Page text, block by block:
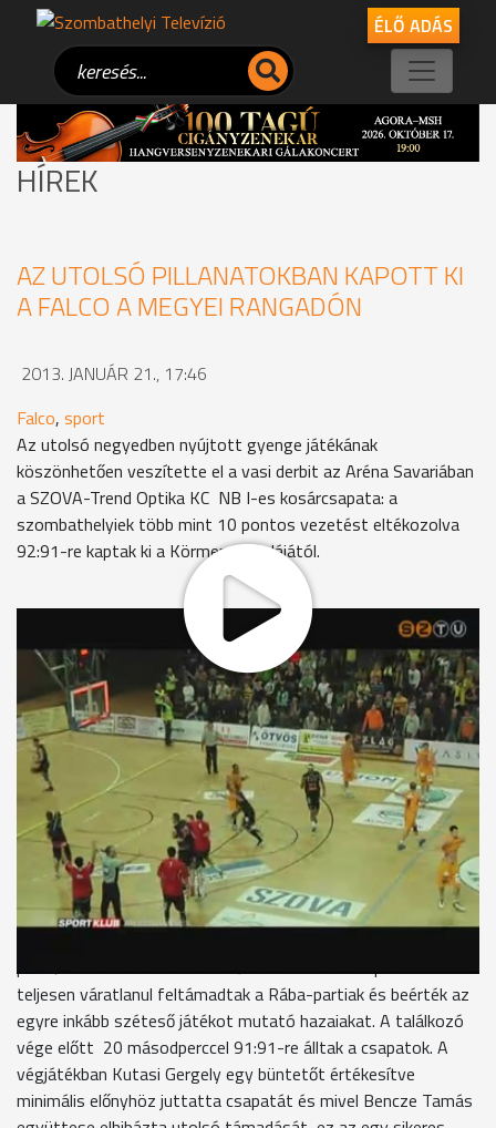
ÉLŐ ADÁS
HÍREK
AZ UTOLSÓ PILLANATOKBAN KAPOTT KI
A FALCO A MEGYEI RANGADÓN
2013. JANUÁR 21., 17:46
Falco, sport
Az utolsó negyedben nyújtott gyenge játékának
köszönhetően veszítette el a vasi derbit az Aréna Savariában
a SZOVA-Trend Optika KC NB I-es kosárcsapata: a
szombathelyiek több mint 10 pontos vezetést eltékozolva
92:91-re kaptak ki a Körmend gárdájától.
Közel telt ház, több mint 3000 néző fogadta az Aréna
Savariában a vasi kosárrangadón pályára lépő két csapatot,
a SZOVA-Trend Optika KC Szombathelyt és a Lami-Véd
Körmendet. Az NB I-es pontvadászat 17. fordulójában
lejátszott derbit hatalmas iramban kezdték a küzdő felek: a
pontgazdag nyitónegyed végén 26:25-ös vendégvezetés állt
a táblán. A második játékrészben a hazaiak két cserejátékosa,
Harazin Tamás és Váradi Benedek volt a főszereplő:
mindketten jól céloztak és találataiknak köszönhetően a
félidő zárásakor már a SZOVA-Trend Optika KC járt előrébb
tucatnyi ponttal. A 61:49-es állásról kezdődő harmadik
negyedben lényegi változás nem történt: a sárga-feketék
teljesen váratlanul feltámadtak a Rába-partiak és beérték az
egyre inkább széteső játékot mutató hazaiakat. A találkozó
vége előtt 20 másodperccel 91:91-re álltak a csapatok. A
végjátékban Kutasi Gergely egy büntetőt értékesítve
minimális előnyhöz juttatta csapatát és mivel Bencze Tamás